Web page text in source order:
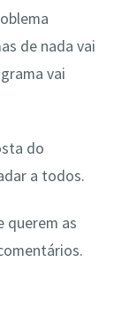
de nada vai
vai
do
a todos.
querem as